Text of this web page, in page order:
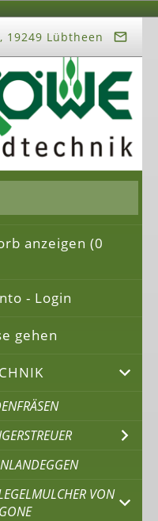
19249 Lübtheen
anzeigen (0
- Login
gehen
VON